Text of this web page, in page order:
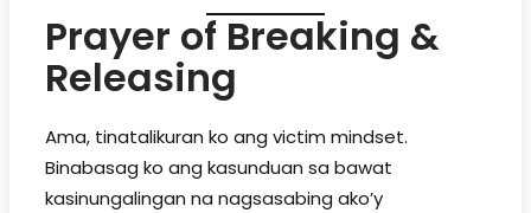
Prayer of Breaking &
Releasing
Ama, tinatalikuran ko ang victim mindset.
Binabasag ko ang kasunduan sa bawat
kasinungalingan na nagsasabing ako’y